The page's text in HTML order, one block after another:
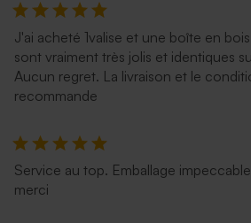
J'ai acheté 1valise et une boîte en
sont vraiment très jolis et identiques
Aucun regret. La livraison et le
recommande
Service au top. Emballage
merci